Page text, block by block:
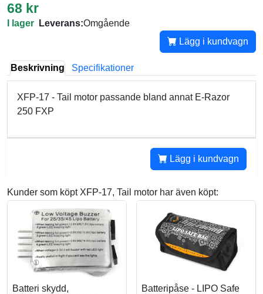
68 kr
I lager Leverans:Omgående
Lägg i kundvagn
Beskrivning Specifikationer
XFP-17 - Tail motor passande bland annat E-Razor
250 FXP
Lägg i kundvagn
Kunder som köpt XFP-17, Tail motor har även köpt:
Batteri skydd,
Batteripåse - LIPO Safe